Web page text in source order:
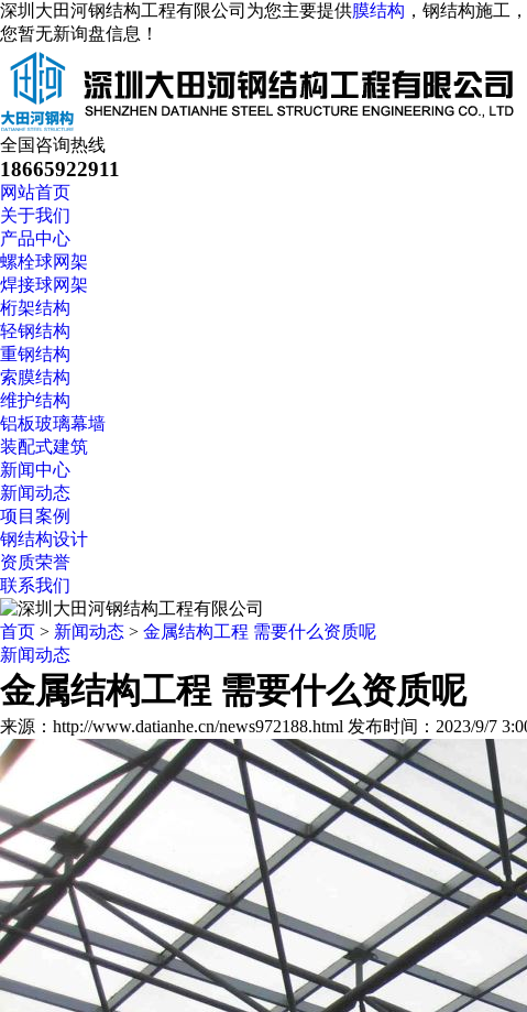
深圳大田河钢结构工程有限公司为您主要提供膜结构 ，钢结构施工
您暂无新询盘信息！
全国咨询热线
18665922911
网站首页
关于我们
产品中心
螺栓球网架
焊接球网架
桁架结构
轻钢结构
重钢结构
索膜结构
维护结构
铝板玻璃幕墙
装配式建筑
新闻中心
新闻动态
项目案例
钢结构设计
资质荣誉
联系我们
首页 > 新闻动态 > 金属结构工程 需要什么资质呢
新闻动态
金属结构工程 需要什么资质呢
来源：http://www.datianhe.cn/news972188.html 发布时间：2023/9/7